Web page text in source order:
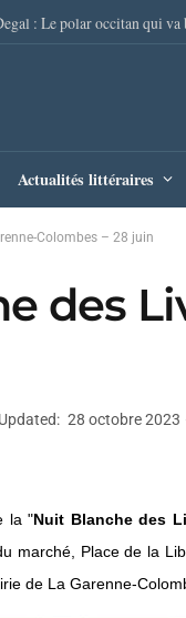
Actualités littéraires
Colombes – 28 juin
des
Updated: 28 octobre 2023
la "Nuit Blanche des
marché, Place de la
de La Garenne-